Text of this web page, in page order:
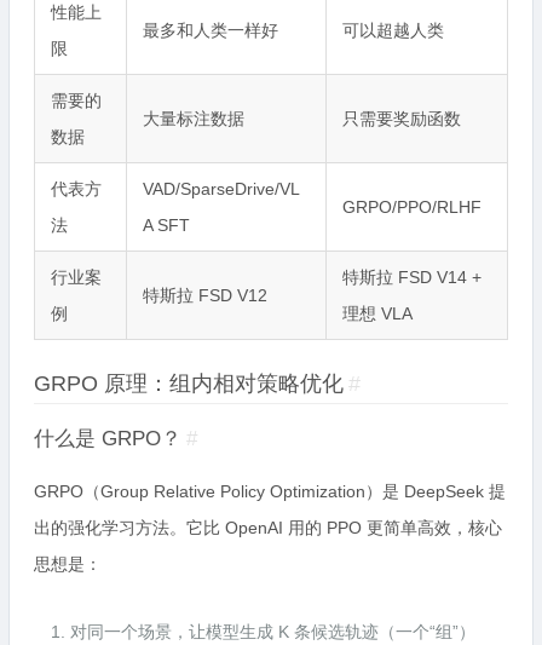
性能上
限
最多和人类一样好 可以超越人类
需要的
数据
大量标注数据 只需要奖励函数
代表方
法
VAD/SparseDrive/VL
A SFT
GRPO/PPO/RLHF
行业案
例
特斯拉 FSD V12
特斯拉 FSD V14 +
理想 VLA
GRPO 原理：组内相对策略优化 #
什么是 GRPO？ #
GRPO（Group Relative Policy Optimization）是 DeepSeek 提
出的强化学习方法。它比 OpenAI 用的 PPO 更简单高效，核心
思想是：
对同一个场景，让模型生成 K 条候选轨迹（一个“组”）